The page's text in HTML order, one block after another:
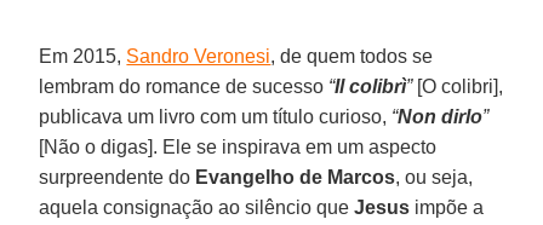
Em 2015, Sandro Veronesi, de quem todos se
lembram do romance de sucesso “Il colibrì” [O colibri],
publicava um livro com um título curioso, “Non dirlo”
[Não o digas]. Ele se inspirava em um aspecto
surpreendente do Evangelho de Marcos, ou seja,
aquela consignação ao silêncio queJesus impõe a